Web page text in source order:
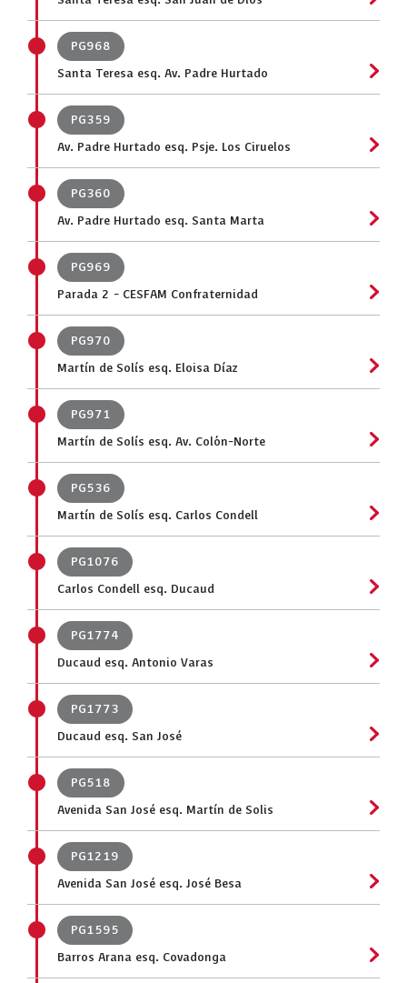
PG968
Santa Teresa esq. Av. Padre Hurtado
PG359
Av. Padre Hurtado esq. Psje. Los Ciruelos
PG360
Av. Padre Hurtado esq. Santa Marta
PG969
Parada 2 - CESFAM Confraternidad
PG970
Martín de Solís esq. Eloisa Díaz
PG971
Martín de Solís esq. Av. Colón-Norte
PG536
Martín de Solís esq. Carlos Condell
PG1076
Carlos Condell esq. Ducaud
PG1774
Ducaud esq. Antonio Varas
PG1773
Ducaud esq. San José
PG518
Avenida San José esq. Martín de Solis
PG1219
Avenida San José esq. José Besa
PG1595
Barros Arana esq. Covadonga